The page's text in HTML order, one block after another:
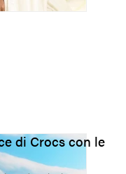
di Crocs con le